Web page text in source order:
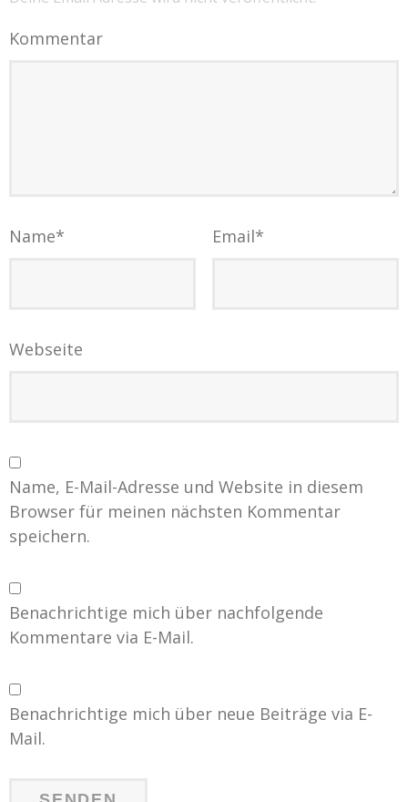
Kommentar
Name* Email*
Webseite
Name, E-Mail-Adresse und Website in diesem
Browser für meinen nächsten Kommentar
speichern.
Benachrichtige mich über nachfolgende
Kommentare via E-Mail.
Benachrichtige mich über neue Beiträge via E-
Mail.